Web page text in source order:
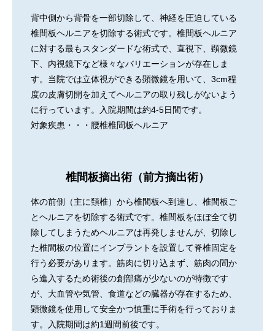
背中側から背骨を一部切除して、神経を圧迫している
椎間板ヘルニアを切除する術式です。椎間板ヘルニア
に対する最もスタンダードな術式で、直視下、顕微鏡
下、内視鏡下など様々なバリエーションが存在しま
す。当院では立体視ができる顕微鏡を用いて、3cm程
度の皮膚切開を加えてヘルニアの取り残しがないよう
に行っています。入院期間は約4-5日間です。
対象疾患・・・腰椎椎間板ヘルニア
椎間板摘出術（前方摘出術）
体の前側（主に頚椎）から椎間板へ到達し、椎間板ご
とヘルニアを切除する術式です。椎間板をほぼ全て切
除してしまうためヘルニアは再発しませんが、切除し
た椎間板の位置にインプラントを設置して脊椎固定を
行う必要があります。筋肉に切り込まず、筋肉の間か
ら進入するため術後の創部痛が少ないのが特徴です
が、大血管や気管、食道などの臓器が存在するため、
顕微鏡を使用して安全かつ慎重に手術を行っておりま
す。入院期間は約1週間前後です。